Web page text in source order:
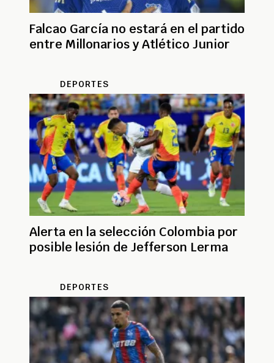
Falcao García no estará en el partido
entre Millonarios y Atlético Junior
DEPORTES
Alerta en la selección Colombia por
posible lesión de Jefferson Lerma
DEPORTES